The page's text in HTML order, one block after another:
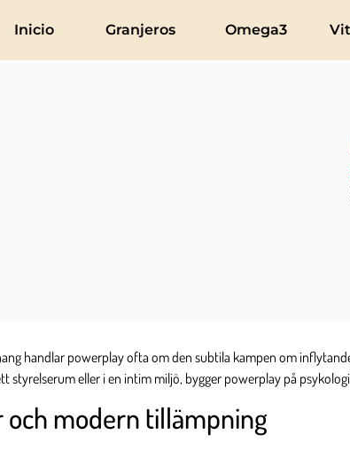
Inicio Granjeros Omega3
handlar powerplay ofta om den subtila kampen om
styrelserum eller i en intim miljö, bygger powerplay på
modern tillämpning